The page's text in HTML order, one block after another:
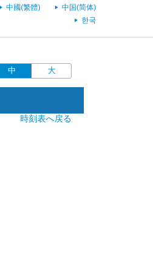
中國(繁體)
中国(简体)
한국
中 大
時刻表へ戻る